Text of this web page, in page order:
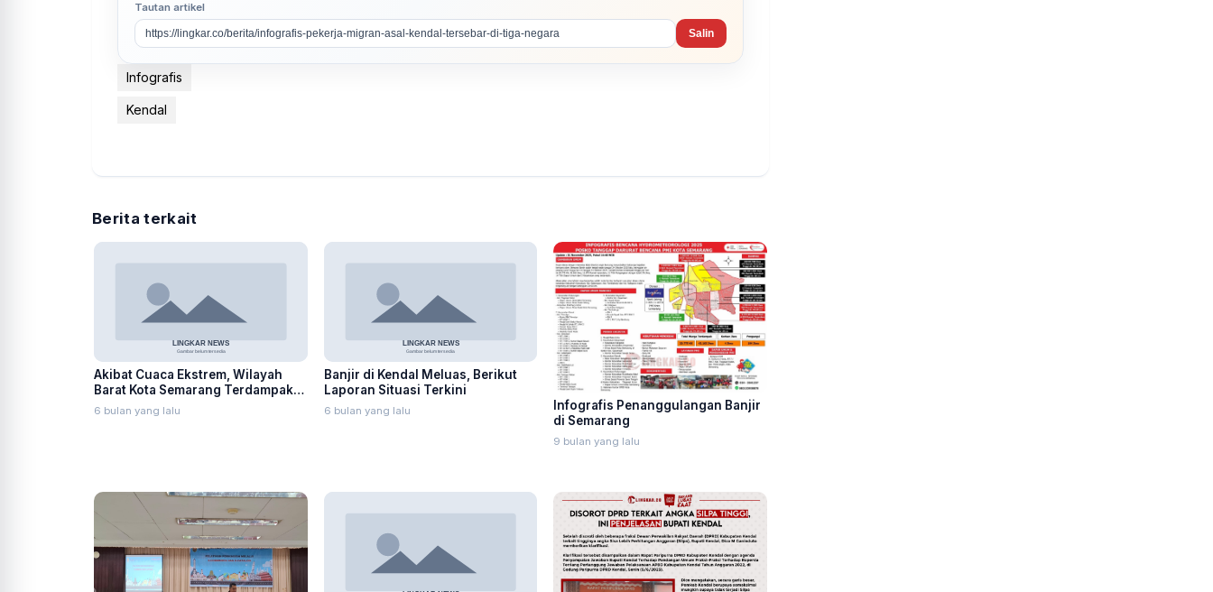
Tautan artikel
Salin
Infografis
Kendal
Berita terkait
Akibat Cuaca Ekstrem, Wilayah
Barat Kota Semarang Terdampak
Banjir dan Longsor
6 bulan yang lalu
Banjir di Kendal Meluas, Berikut
Laporan Situasi Terkini
6 bulan yang lalu
Infografis Penanggulangan Banjir
di Semarang
9 bulan yang lalu